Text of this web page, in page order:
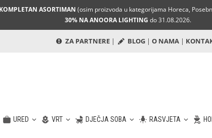
ASORTIMAN (osim proizvoda u kategorijama Horeca,
30% NA ANOORA LIGHTING do 31.08.2026.
ZA PARTNERE | BLOG | O NAMA |
URED VRT DJEČJA SOBA RASVJETA